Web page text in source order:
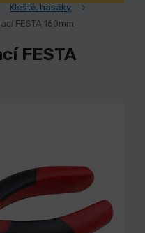
Kleště, hasáky
FESTA 160mm
FESTA